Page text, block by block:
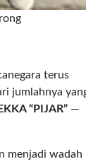
terus
jumlahnya
“PIJAR” —
menjadi wadah